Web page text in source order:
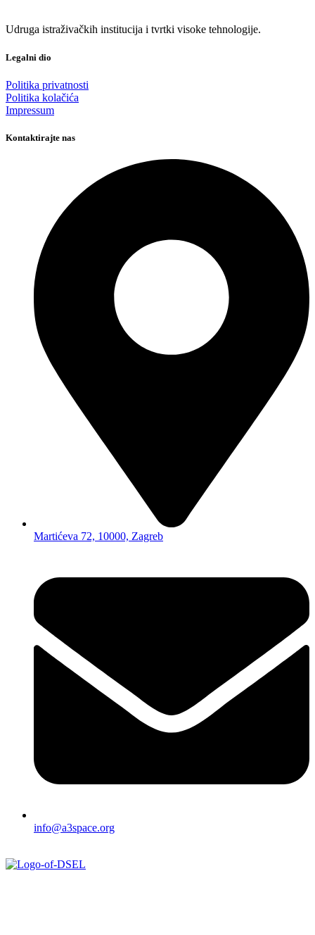
Udruga istraživačkih institucija i tvrtki visoke tehnologije.
Legalni dio
Politika privatnosti
Politika kolačića
Impressum
Kontaktirajte nas
Martićeva 72, 10000, Zagreb
info@a3space.org